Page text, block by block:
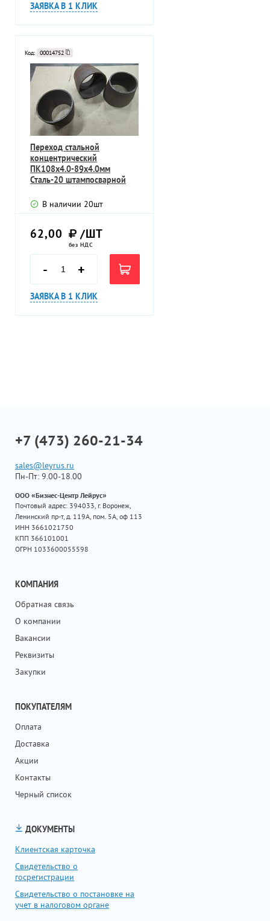
ЗАЯВКА В 1 КЛИК
Код: 00014752
Переход стальной
концентрический
ПК108х4.0-89х4.0мм
Сталь-20 штампосварной
В наличии 20шт
62,00 /ШТ
без НДС
- +
ЗАЯВКА В 1 КЛИК
+7 (473) 260-21-34
sales@leyrus.ru
Пн-Пт: 9.00-18.00
ООО «Бизнес-Центр Лейрус»
Почтовый адрес: 394033, г. Воронеж,
Ленинский пр-т, д. 119А, пом. 5А, оф 113
ИНН 3661021750
КПП 366101001
ОГРН 1033600055598
КОМПАНИЯ
Обратная связь
О компании
Вакансии
Реквизиты
Закупки
ПОКУПАТЕЛЯМ
Оплата
Доставка
Акции
Контакты
Черный список
ДОКУМЕНТЫ
Клиентская карточка
Свидетельство о
госрегистрации
Свидетельство о постановке на
учет в налоговом органе